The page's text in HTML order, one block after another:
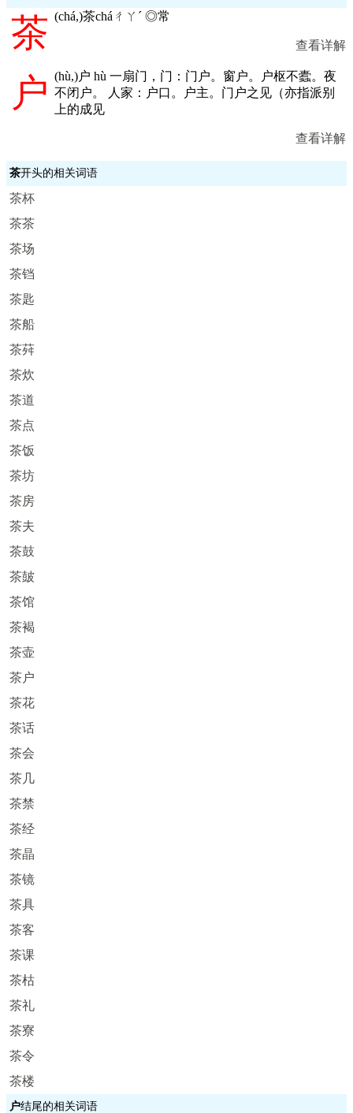
茶 (chá,)茶cháㄔㄚˊ ◎常
查看详解
户 (hù,)户 hù 一扇门，门：门户。窗户。户枢不蠹。夜
不闭户。 人家：户口。户主。门户之见（亦指派别
上的成见
查看详解
茶开头的相关词语
茶杯
茶茶
茶场
茶铛
茶匙
茶船
茶荈
茶炊
茶道
茶点
茶饭
茶坊
茶房
茶夫
茶鼓
茶皷
茶馆
茶褐
茶壶
茶户
茶花
茶话
茶会
茶几
茶禁
茶经
茶晶
茶镜
茶具
茶客
茶课
茶枯
茶礼
茶寮
茶令
茶楼
户结尾的相关词语